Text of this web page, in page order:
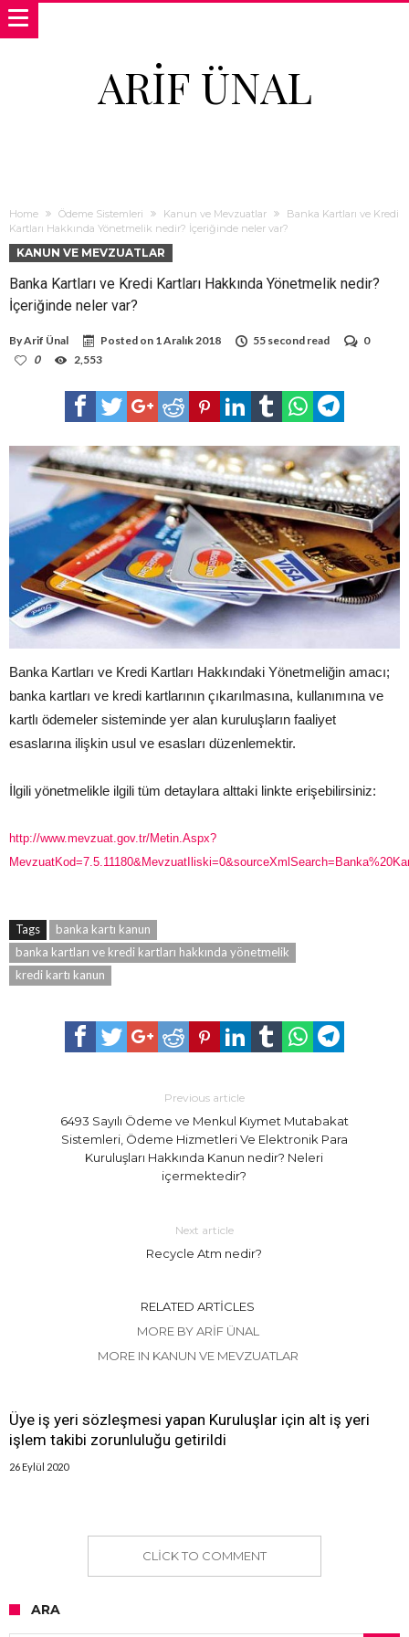
ARIF ÜNAL
Home Ödeme Sistemleri Kanun ve Mevzuatlar
Banka Kartları ve Kredi
Kartları Hakkında Yönetmelik nedir? İçeriğinde neler var?
KANUN VE MEVZUATLAR
Banka Kartları ve Kredi Kartları Hakkında Yönetmelik nedir?
İçeriğinde neler var?
ByArif Ünal Posted on 1 Aralık 2018 55 second read
0
0
2,553
Banka Kartları ve Kredi Kartları Hakkındaki Yönetmeliğin amacı;
banka kartları ve kredi kartlarının çıkarılmasına, kullanımına ve
kartlı ödemeler sisteminde yer alan kuruluşların faaliyet
esaslarına ilişkin usul ve esasları düzenlemektir.
İlgili yönetmelikle ilgili tüm detaylara alttaki linkte erişebilirsiniz:
http://www.mevzuat.gov.tr/Metin.Aspx?
Tags
banka kartı kanun
banka kartları ve kredi kartları hakkında yönetmelik
kredi kartı kanun
Previous article
6493 Sayılı Ödeme ve Menkul Kıymet Mutabakat
Sistemleri, Ödeme Hizmetleri Ve Elektronik Para
Kuruluşları Hakkında Kanun nedir? Neleri
içermektedir?
Next article
Recycle Atm nedir?
RELATED ARTICLES
MORE BY ARIF ÜNAL
MORE IN KANUN VE MEVZUATLAR
Üye iş yeri sözleşmesi yapan Kuruluşlar için alt iş yeri
işlem takibi zorunluluğu getirildi
26 Eylül 2020
CLICK TO COMMENT
ARA
Arama: